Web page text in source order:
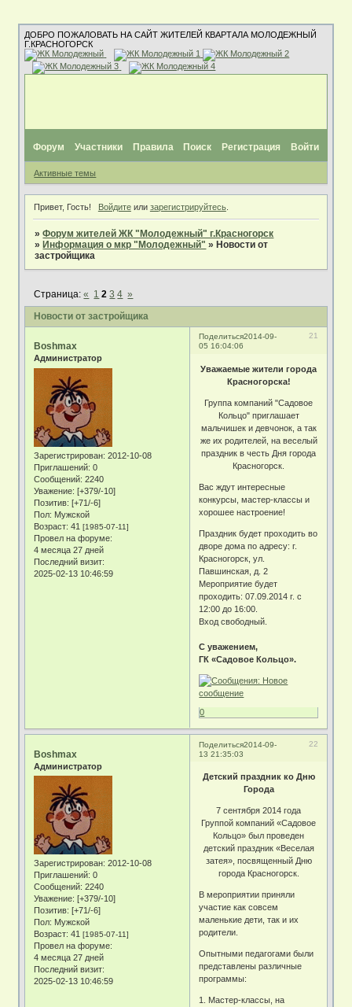
ДОБРО ПОЖАЛОВАТЬ НА САЙТ ЖИТЕЛЕЙ КВАРТАЛА МОЛОДЕЖНЫЙ
Г.КРАСНОГОРСК
Форум Участники Правила Поиск Регистрация Войти
Активные темы
Привет, Гость! Войдитеили зарегистрируйтесь.
»Форум жителей ЖК "Молодежный" г.Красногорск
» Информация о мкр "Молодежный" » Новости от
застройщика
Новости от застройщика
Страница:« 1 2 3 4 »
Поделиться 21
2014-09-
05 16:04:06
Boshmax
Администратор
Зарегистрирован: 2012-10-08
Приглашений: 0
Сообщений: 2240
Уважение: [+379/-10]
Позитив: [+71/-6]
Пол: Мужской
Возраст: 41[1985-07-11]
Провел на форуме:
4 месяца 27 дней
Последний визит:
2025-02-13 10:46:59
Уважаемые жители города
Красногорска!
Группа компаний "Садовое
Кольцо" приглашает
мальчишек и девчонок, а так
же их родителей, на веселый
праздник в честь Дня города
Красногорск.
Вас ждут интересные
конкурсы, мастер-классы и
хорошее настроение!
Праздник будет проходить во
дворе дома по адресу: г.
Красногорск, ул.
Павшинская, д. 2
Мероприятие будет
проходить: 07.09.2014 г. с
12:00 до 16:00.
Вход свободный.
С уважением,
ГК «Садовое Кольцо».
0
Поделиться 22
2014-09-
13 21:35:03
Boshmax
Администратор
Зарегистрирован: 2012-10-08
Приглашений: 0
Сообщений: 2240
Уважение: [+379/-10]
Позитив: [+71/-6]
Пол: Мужской
Возраст: 41[1985-07-11]
Провел на форуме:
4 месяца 27 дней
Последний визит:
2025-02-13 10:46:59
Детский праздник ко Дню
Города
7 сентября 2014 года
Группой компаний «Садовое
Кольцо» был проведен
детский праздник «Веселая
затея», посвященный Дню
города Красногорск.
В мероприятии приняли
участие как совсем
маленькие дети, так и их
родители.
Опытными педагогами были
представлены различные
программы:
1. Мастер-классы, на